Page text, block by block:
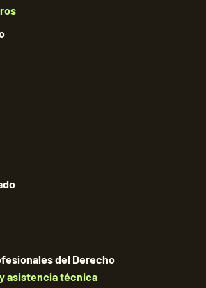
del Derecho
asistencia técnica